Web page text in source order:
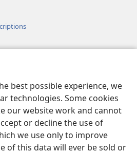
best possible experience, we
technologies. Some cookies
our website work and cannot
or decline the use of
we use only to improve
of this data will ever be sold or
INTERNET Watchtower™